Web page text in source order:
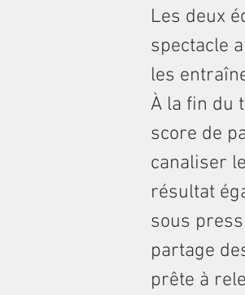
Les deux
spectacle
les
À la fin du
score de
canaliser
résultat
sous
partage
prête à